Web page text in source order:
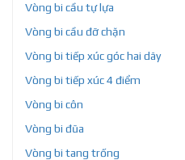
Vòng bi cầu tự lựa
Vòng bi cầu đỡ chặn
Vòng bi tiếp xúc góc hai dãy
Vòng bi tiếp xúc 4 điểm
Vòng bi côn
Vòng bi đũa
Vòng bi tang trống